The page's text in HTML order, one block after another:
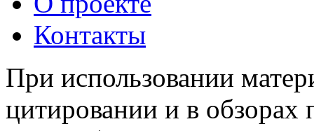
Контакты
При использовании
цитировании и в обзорах